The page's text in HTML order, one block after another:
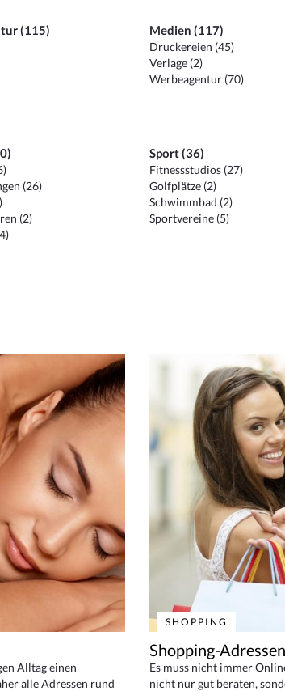
(115) Medien (117)
Druckereien (45)
Verlage (2)
Werbeagentur (70)
(26)
(2)
Sport (36)
Fitnessstudios (27)
Golfplätze (2)
Schwimmbad (2)
Sportvereine (5)
Alltag einen
alle Adressen rund
SHOPPING
Shopping-Adressen
Es muss nicht immer
nicht nur gut beraten,